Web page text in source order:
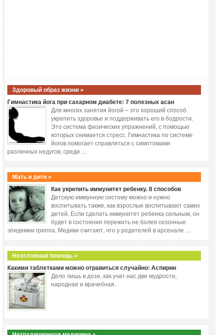
Здоровый образ жизни »
Гимнастика йога при сахарном диабете: 7 полезных асан
Для многих занятия йогой – это хороший способ
укрепить здоровье и поддерживать его в бодрости.
Это система физических упражнений, с помощью
которых снимается стресс. Гимнастика по системе
йогов помогает справляться с симптомами
различных недугов, среди …
Мать и дитя »
Как укрепить иммунитет ребенку. 8 способов
Детскую иммунную систему можно и нужно
воспитывать также, как взрослые воспитывают самих
детей. Если сделать иммунитет ребенка сильным, он
будет в состоянии пережить не болея сезонные
эпидемии гриппа. Медики считают, что у родителей в арсенале …
Неотложная помощь »
Какими таблетками можно отравиться случайно: Аспирин
Дело лишь в дозе, как учат нас две мудрости,
народная и врачебная.